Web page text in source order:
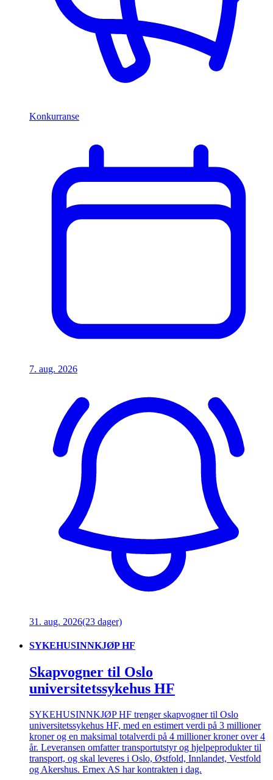
Konkurranse
7. aug. 2026
31. aug. 2026(23 dager)
SYKEHUSINNKJØP HF
Skapvogner til Oslo
universitetssykehus HF
SYKEHUSINNKJØP HF trenger skapvogner til Oslo
universitetssykehus HF, med en estimert verdi på 3 millioner
kroner og en maksimal totalverdi på 4 millioner kroner over 4
år. Leveransen omfatter transportutstyr og hjelpeprodukter til
transport, og skal leveres i Oslo, Østfold, Innlandet, Vestfold
og Akershus. Ernex AS har kontrakten i dag.